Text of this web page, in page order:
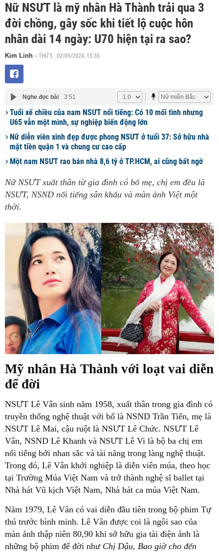
Nữ NSƯT là mỹ nhân Hà Thành trải qua 3
đời chồng, gây sốc khi tiết lộ cuộc hôn
nhân dài 14 ngày: U70 hiện tại ra sao?
Kim Linh - THỨ 5 , 02/05/2024, 15:35
Nghe đọc bài 3:51
Tuổi xế chiều của nam NSƯT nổi tiếng: Có 10 mối tình nhưng
U65 vẫn một mình, sự nghiệp biến động lớn
Nữ diễn viên xinh đẹp được phong NSƯT ở tuổi 37: Sở hữu nhà
mặt tiền quận 1 và chung cư cao cấp
Một nam NSƯT rao bán nhà 8,6 tỷ ở TP.HCM, ai cũng bất ngờ
Nữ NSƯT xuất thân từ gia đình có bố mẹ, chị em đều là
NSƯT, NSND nổi tiếng sân khấu và màn ảnh Việt một
thời.
Mỹ nhân Hà Thành với loạt vai diễn
để đời
NSƯT Lê Vân sinh năm 1958, xuất thân trong gia đình có
truyền thống nghệ thuật với bố là NSND Trần Tiến, mẹ là
NSƯT Lê Mai, cậu ruột là NSƯT Lê Chức. NSƯT Lê
Vân, NSND Lê Khanh và NSƯT Lê Vi là bộ ba chị em
nổi tiếng bởi nhan sắc và tài năng trong làng nghệ thuật.
Trong đó, Lê Vân khởi nghiệp là diễn viên múa, theo học
tại Trường Múa Việt Nam và trở thành nghệ sĩ ballet tại
Nhà hát Vũ kịch Việt Nam, Nhà hát ca múa Việt Nam.
Năm 1979, Lê Vân có vai diễn đầu tiên trong bộ phim Tự
thú trước bình minh. Lê Vân được coi là ngôi sao của
màn ảnh thập niên 80,90 khi sở hữu gia tài điện ảnh là
những bộ phim để đời như Chị Dậu, Bao giờ cho đến